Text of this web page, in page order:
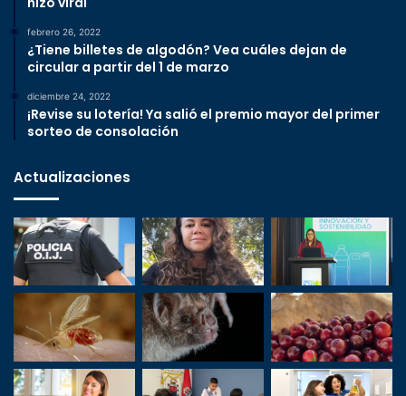
febrero 26, 2022
¿Tiene billetes de algodón? Vea cuáles dejan de
circular a partir del 1 de marzo
diciembre 24, 2022
¡Revise su lotería! Ya salió el premio mayor del primer
sorteo de consolación
Actualizaciones